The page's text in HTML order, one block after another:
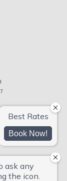
施設
ス
バシーポリシー